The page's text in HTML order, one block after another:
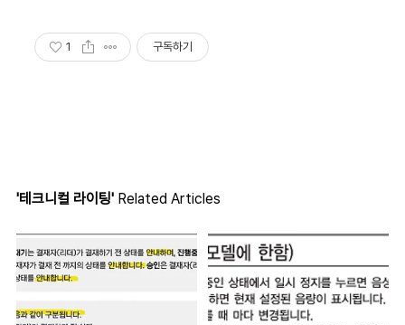
1 구독하기
'테크니컬 라이팅' Related Articles